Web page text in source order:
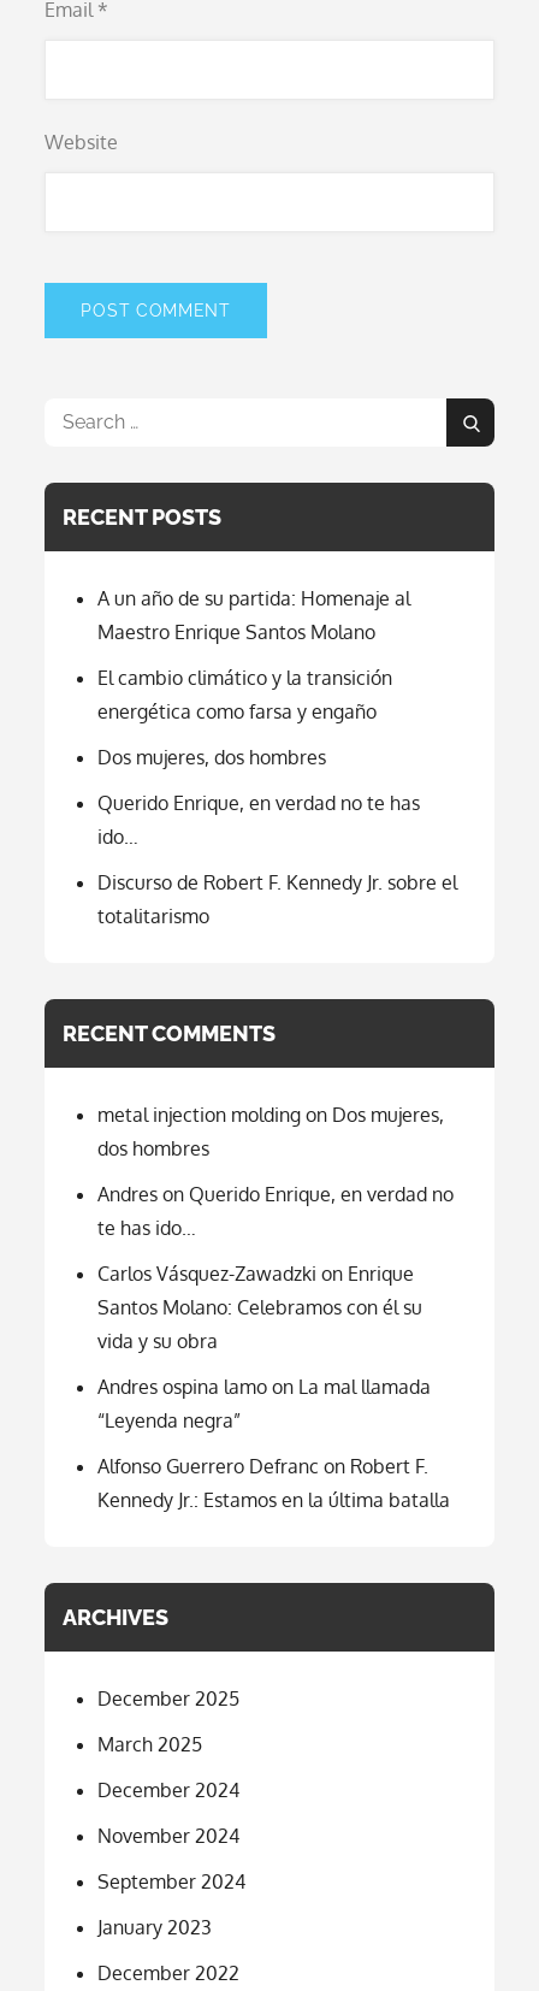
Email *
Website
Search
Search
RECENT POSTS
A un año de su partida: Homenaje al
Maestro Enrique Santos Molano
El cambio climático y la transición
energética como farsa y engaño
Dos mujeres, dos hombres
Querido Enrique, en verdad no te has
ido…
Discurso de Robert F. Kennedy Jr. sobre el
totalitarismo
RECENT COMMENTS
metal injection molding on Dos mujeres,
dos hombres
Andres on Querido Enrique, en verdad no
te has ido…
Carlos Vásquez-Zawadzki on Enrique
Santos Molano: Celebramos con él su
vida y su obra
Andres ospina lamo on La mal llamada
“Leyenda negra”
Alfonso Guerrero Defranc on Robert F.
Kennedy Jr.: Estamos en la última batalla
ARCHIVES
December 2025
March 2025
December 2024
November 2024
September 2024
January 2023
December 2022